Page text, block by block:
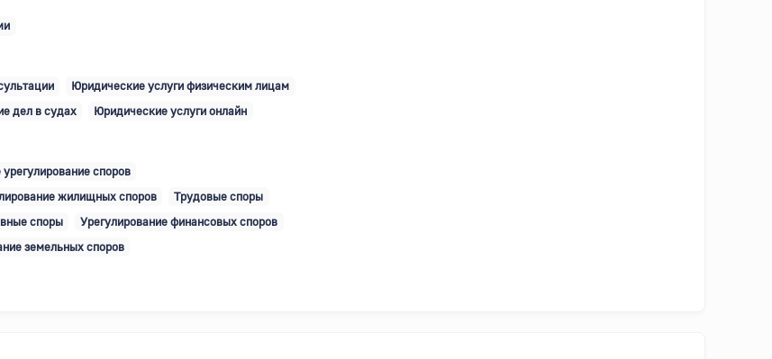
Юридические услуги физическим лицам
дел в судах Юридические услуги онлайн
споров
жилищных споров
Трудовые споры
споры
Урегулирование финансовых споров
земельных споров